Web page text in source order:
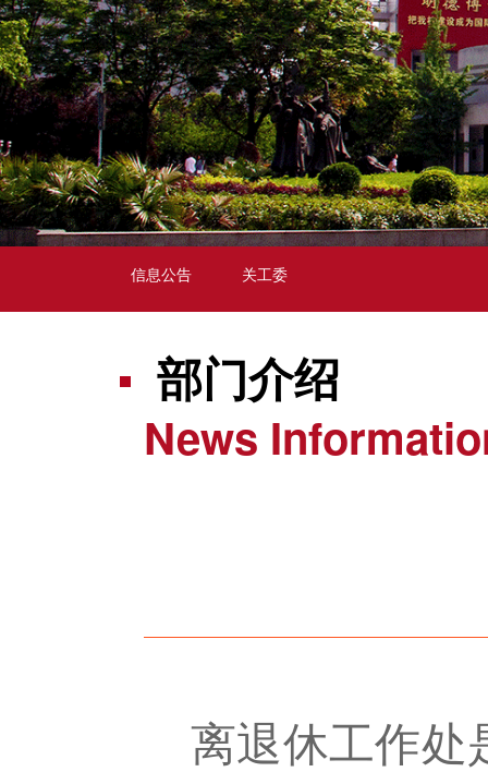
信息公告 关工委
部门介绍
News
离退休工作处